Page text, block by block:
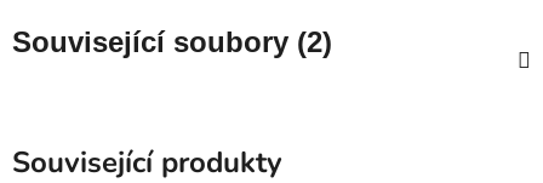
Související soubory (2)
Související produkty